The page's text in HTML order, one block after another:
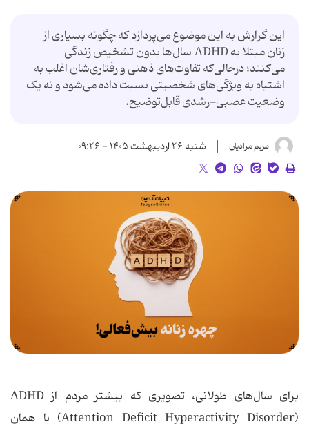
این گزارش به این موضوع می‌پردازد که چگونه بسیاری از
زنان مبتلا به ADHD سال‌ها بدون تشخیص زندگی
می‌کنند؛ درحالی‌که تفاوت‌های ذهنی و رفتاری‌شان اغلب به
اشتباه به ویژگی‌های شخصیتی نسبت داده می‌شود و نه یک
وضعیت عصبی-رشدی قابل‌توضیح.
مریم مرادیان شنبه ۲۶ اردیبهشت ۱۴۰۵ - ۰۹:۲۶
برای سال‌های طولانی، تصویری که بیشتر مردم از ADHD
(Attention Deficit Hyperactivity Disorder) یا همان